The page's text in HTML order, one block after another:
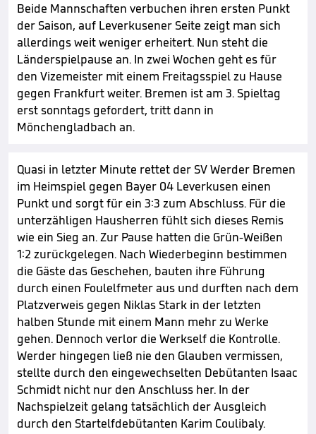
Beide Mannschaften verbuchen ihren ersten Punkt
der Saison, auf Leverkusener Seite zeigt man sich
allerdings weit weniger erheitert. Nun steht die
Länderspielpause an. In zwei Wochen geht es für
den Vizemeister mit einem Freitagsspiel zu Hause
gegen Frankfurt weiter. Bremen ist am 3. Spieltag
erst sonntags gefordert, tritt dann in
Mönchengladbach an.
Quasi in letzter Minute rettet der SV Werder Bremen
im Heimspiel gegen Bayer 04 Leverkusen einen
Punkt und sorgt für ein 3:3 zum Abschluss. Für die
unterzähligen Hausherren fühlt sich dieses Remis
wie ein Sieg an. Zur Pause hatten die Grün-Weißen
1:2 zurückgelegen. Nach Wiederbeginn bestimmen
die Gäste das Geschehen, bauten ihre Führung
durch einen Foulelfmeter aus und durften nach dem
Platzverweis gegen Niklas Stark in der letzten
halben Stunde mit einem Mann mehr zu Werke
gehen. Dennoch verlor die Werkself die Kontrolle.
Werder hingegen ließ nie den Glauben vermissen,
stellte durch den eingewechselten Debütanten Isaac
Schmidt nicht nur den Anschluss her. In der
Nachspielzeit gelang tatsächlich der Ausgleich
durch den Startelfdebütanten Karim Coulibaly.